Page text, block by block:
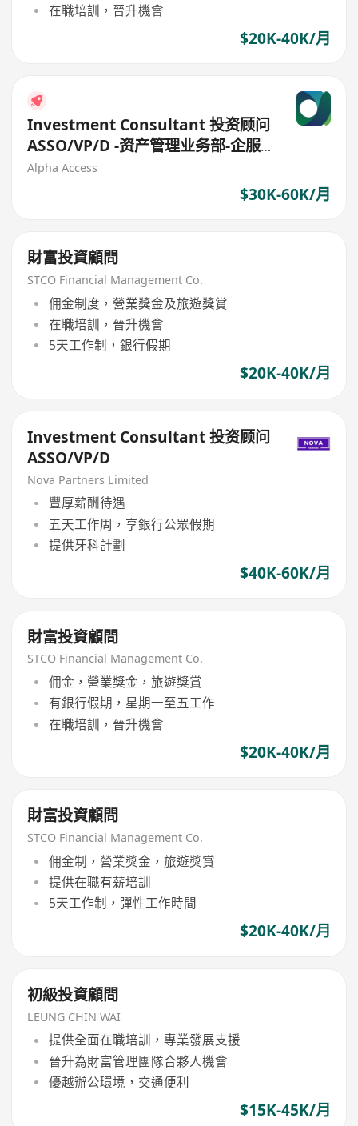
在職培訓，晉升機會
$20K-40K/月
Investment Consultant 投资顾问
ASSO/VP/D -资产管理业务部-企服-
香港
Alpha Access
$30K-60K/月
財富投資顧問
STCO Financial Management Co.
佣金制度，營業獎金及旅遊獎賞
在職培訓，晉升機會
5天工作制，銀行假期
$20K-40K/月
Investment Consultant 投资顾问
ASSO/VP/D
Nova Partners Limited
豐厚薪酬待遇
五天工作周，享銀行公眾假期
提供牙科計劃
$40K-60K/月
財富投資顧問
STCO Financial Management Co.
佣金，營業獎金，旅遊獎賞
有銀行假期，星期一至五工作
在職培訓，晉升機會
$20K-40K/月
財富投資顧問
STCO Financial Management Co.
佣金制，營業獎金，旅遊獎賞
提供在職有薪培訓
5天工作制，彈性工作時間
$20K-40K/月
初級投資顧問
LEUNG CHIN WAI
提供全面在職培訓，專業發展支援
晉升為財富管理團隊合夥人機會
優越辦公環境，交通便利
$15K-45K/月